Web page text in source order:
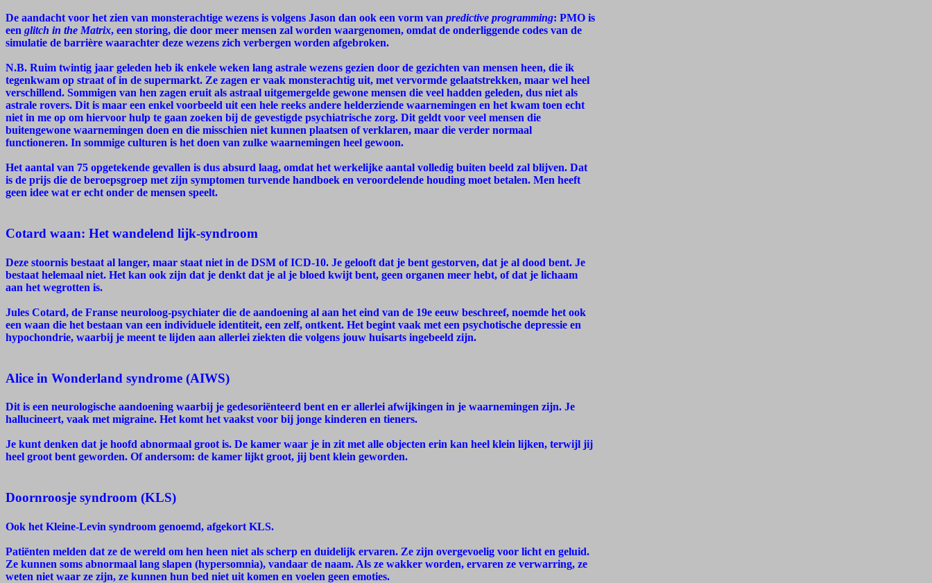
De aandacht voor het zien van monsterachtige wezens is volgens Jason dan ook een vorm van predictive programming: PMO is
een glitch in the Matrix, een storing, die door meer mensen zal worden waargenomen, omdat de onderliggende codes van de
simulatie de barrière waarachter deze wezens zich verbergen worden afgebroken.
N.B. Ruim twintig jaar geleden heb ik enkele weken lang astrale wezens gezien door de gezichten van mensen heen, die ik
tegenkwam op straat of in de supermarkt. Ze zagen er vaak monsterachtig uit, met vervormde gelaatstrekken, maar wel heel
verschillend. Sommigen van hen zagen eruit als astraal uitgemergelde gewone mensen die veel hadden geleden, dus niet als
astrale rovers. Dit is maar een enkel voorbeeld uit een hele reeks andere helderziende waarnemingen en het kwam toen echt
niet in me op om hiervoor hulp te gaan zoeken bij de gevestigde psychiatrische zorg. Dit geldt voor veel mensen die
buitengewone waarnemingen doen en die misschien niet kunnen plaatsen of verklaren, maar die verder normaal
functioneren. In sommige culturen is het doen van zulke waarnemingen heel gewoon.
Het aantal van 75 opgetekende gevallen is dus absurd laag, omdat het werkelijke aantal volledig buiten beeld zal blijven. Dat
is de prijs die de beroepsgroep met zijn symptomen turvende handboek en veroordelende houding moet betalen. Men heeft
geen idee wat er echt onder de mensen speelt.
Cotard waan: Het wandelend lijk-syndroom
Deze stoornis bestaat al langer, maar staat niet in de DSM of ICD-10. Je gelooft dat je bent gestorven, dat je al dood bent. Je
bestaat helemaal niet. Het kan ook zijn dat je denkt dat je al je bloed kwijt bent, geen organen meer hebt, of dat je lichaam
aan het wegrotten is.
Jules Cotard, de Franse neuroloog-psychiater die de aandoening al aan het eind van de 19e eeuw beschreef, noemde het ook
een waan die het bestaan van een individuele identiteit, een zelf, ontkent. Het begint vaak met een psychotische depressie en
hypochondrie, waarbij je meent te lijden aan allerlei ziekten die volgens jouw huisarts ingebeeld zijn.
Alice in Wonderland syndrome (AIWS)
Dit is een neurologische aandoening waarbij je gedesoriënteerd bent en er allerlei afwijkingen in je waarnemingen zijn. Je
hallucineert, vaak met migraine. Het komt het vaakst voor bij jonge kinderen en tieners.
Je kunt denken dat je hoofd abnormaal groot is. De kamer waar je in zit met alle objecten erin kan heel klein lijken, terwijl jij
heel groot bent geworden. Of andersom: de kamer lijkt groot, jij bent klein geworden.
Doornroosje syndroom (KLS)
Ook het Kleine-Levin syndroom genoemd, afgekort KLS.
Patiënten melden dat ze de wereld om hen heen niet als scherp en duidelijk ervaren. Ze zijn overgevoelig voor licht en geluid.
Ze kunnen soms abnormaal lang slapen (hypersomnia), vandaar de naam. Als ze wakker worden, ervaren ze verwarring, ze
weten niet waar ze zijn, ze kunnen hun bed niet uit komen en voelen geen emoties.